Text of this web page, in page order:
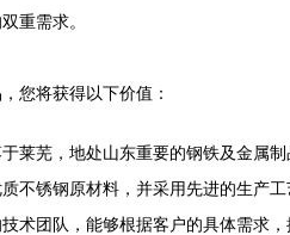
重需求。
您将获得以下价值：
于莱芜，地处山东重要的钢铁及金属
不锈钢原材料，并采用先进的生产
技术团队，能够根据客户的具体需求